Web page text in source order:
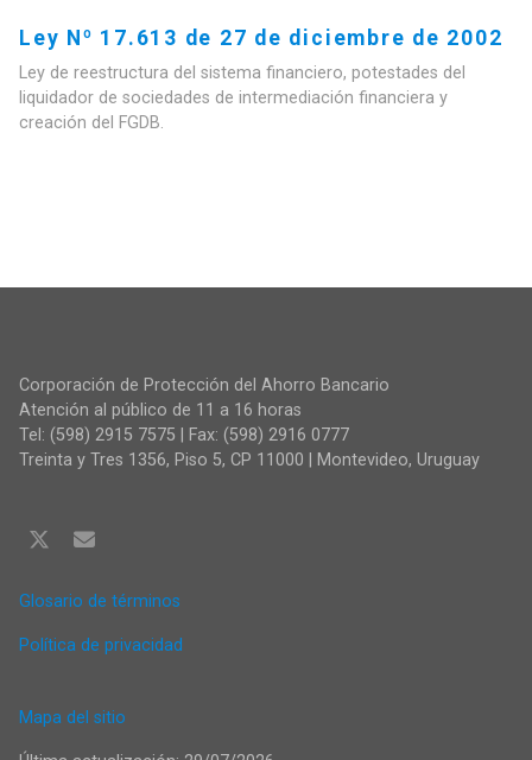
Ley Nº 17.613 de 27 de diciembre de 2002
Ley de reestructura del sistema financiero, potestades del
liquidador de sociedades de intermediación financiera y
creación del FGDB.
Corporación de Protección del Ahorro Bancario
Atención al público de 11 a 16 horas
Tel: (598) 2915 7575 | Fax: (598) 2916 0777
Treinta y Tres 1356, Piso 5, CP 11000 | Montevideo, Uruguay
Glosario de términos
Política de privacidad
Mapa del sitio